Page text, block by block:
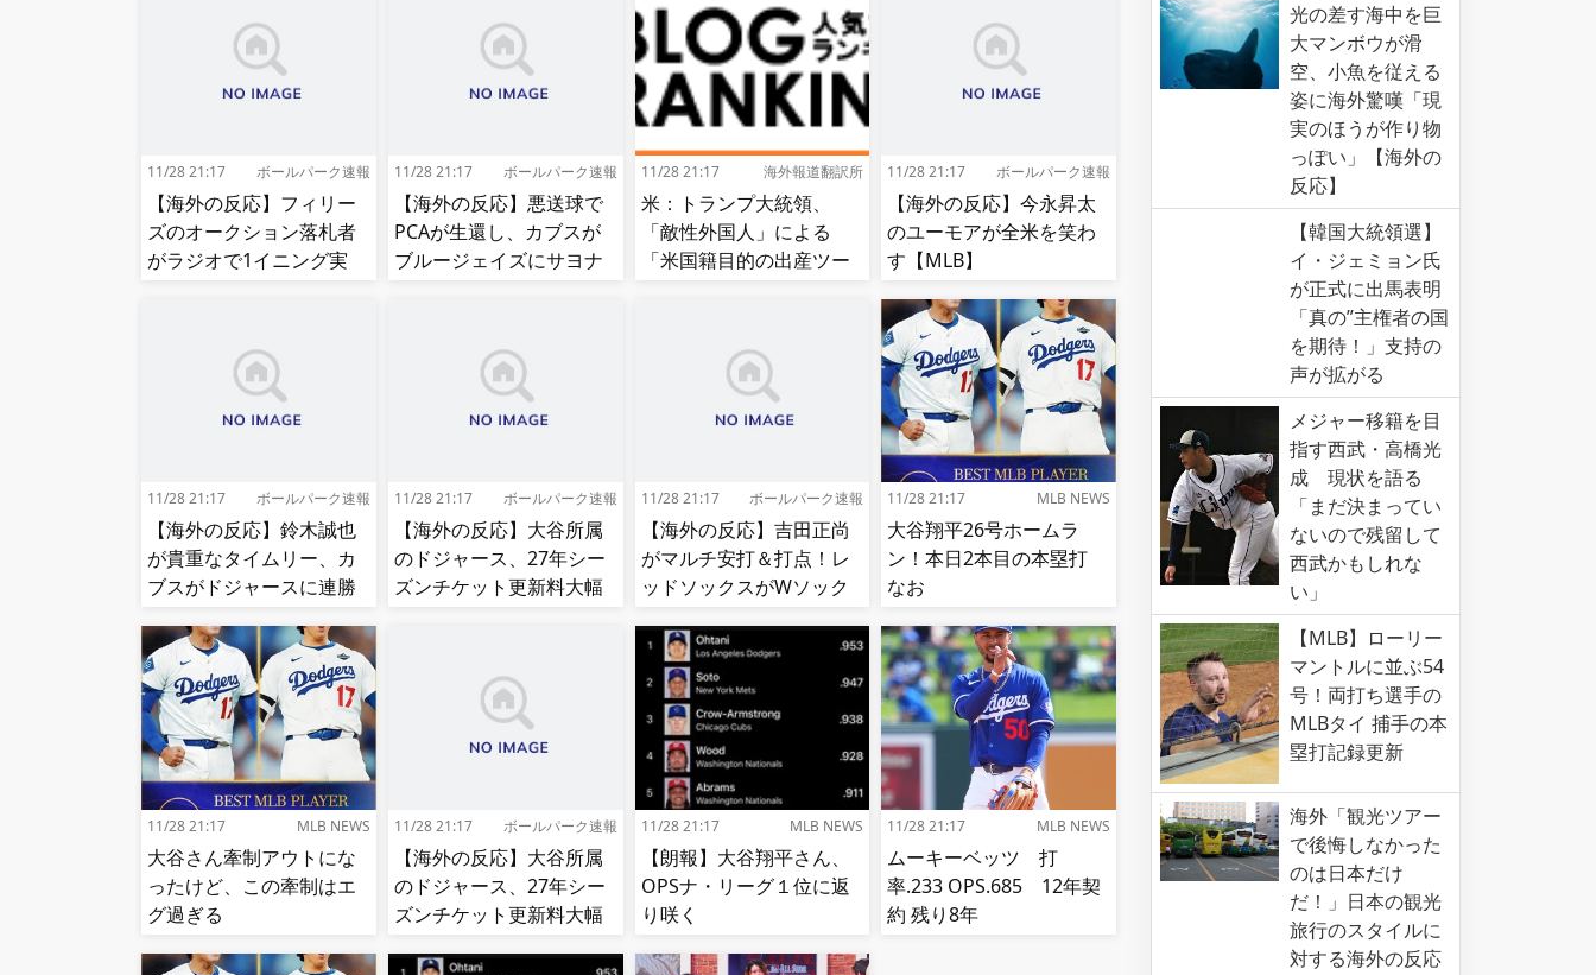
う[海外の反応]
11/28 21:17 ボールパーク速報
【海外の反応】フィリー
ズのオークション落札者
がラジオで1イニング実
11/28 21:17 ボールパーク速報
【海外の反応】悪送球で
PCAが生還し、カブスが
ブルージェイズにサヨナ
11/28 21:17 海外報道翻訳所
米：トランプ大統領、
「敵性外国人」による
「米国籍目的の出産ツー
11/28 21:17 ボールパーク速報
【海外の反応】今永昇太
のユーモアが全米を笑わ
す【MLB】
11/28 21:17 ボールパーク速報
【海外の反応】鈴木誠也
が貴重なタイムリー、カ
ブスがドジャースに連勝
11/28 21:17 ボールパーク速報
【海外の反応】大谷所属
のドジャース、27年シー
ズンチケット更新料大幅
11/28 21:17 ボールパーク速報
【海外の反応】吉田正尚
がマルチ安打＆打点！レ
ッドソックスがWソック
【MLB】
11/28 21:17 MLB NEWS
大谷翔平26号ホームラ
ン！本日2本目の本塁打
なお
11/28 21:17 MLB NEWS
大谷さん牽制アウトにな
ったけど、この牽制はエ
グ過ぎる
11/28 21:17 ボールパーク速報
【海外の反応】大谷所属
のドジャース、27年シー
ズンチケット更新料大幅
11/28 21:17 MLB NEWS
【朗報】大谷翔平さん、
OPSナ・リーグ１位に返
り咲く
11/28 21:17 MLB NEWS
ムーキーベッツ 打
率.233 OPS.685 12年契
約 残り8年
光の差す海中を巨
大マンボウが滑
空、小魚を従える
姿に海外驚嘆「現
実のほうが作り物
っぽい」【海外の
反応】
【韓国大統領選】
イ・ジェミョン氏
が正式に出馬表明
「真の”主権者の国
を期待！」支持の
声が拡がる
メジャー移籍を目
指す西武・高橋光
成 現状を語る
「まだ決まってい
ないので残留して
西武かもしれな
い」
【MLB】ローリー
マントルに並ぶ54
号！両打ち選手の
MLBタイ 捕手の本
塁打記録更新
海外「観光ツアー
で後悔しなかった
のは日本だけ
だ！」日本の観光
旅行のスタイルに
対する海外の反応